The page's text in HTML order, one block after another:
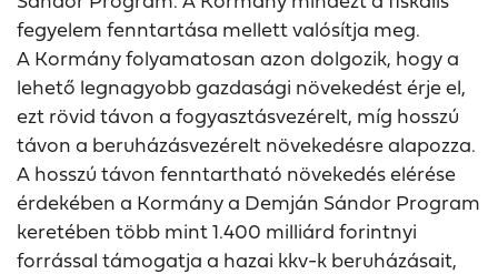
fegyelem fenntartása mellett valósítja meg.
A Kormány folyamatosan azon dolgozik, hogy a
lehető legnagyobb gazdasági növekedést érje el,
ezt rövid távon a fogyasztásvezérelt, míg hosszú
távon a beruházásvezérelt növekedésre alapozza.
A hosszú távon fenntartható növekedés elérése
érdekében a Kormány a Demján Sándor Program
keretében több mint 1.400 milliárd forintnyi
forrással támogatja a hazai kkv-k beruházásait,